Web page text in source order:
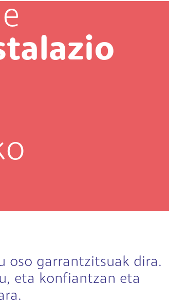
oso garrantzitsuak dira.
eta konfiantzan eta